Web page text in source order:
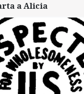
a Alicia